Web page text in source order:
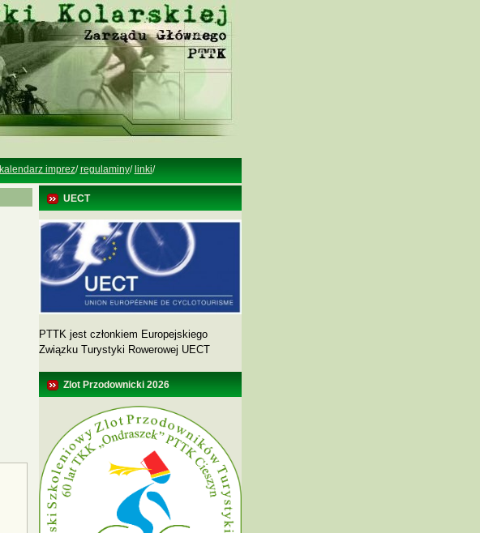
kalendarz imprez/regulaminy/ linki/
UECT
PTTK jest członkiem Europejskiego
Związku Turystyki Rowerowej UECT
Zlot Przodownicki 2026